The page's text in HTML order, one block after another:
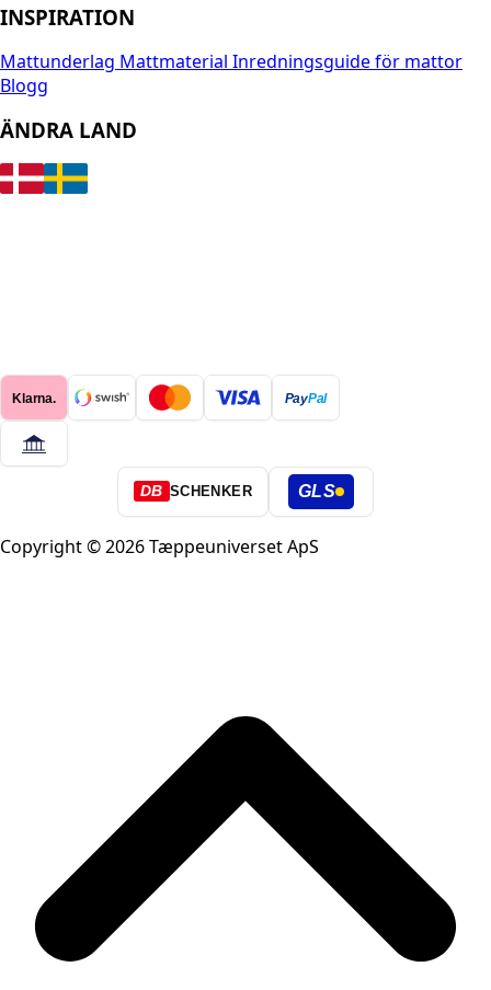
INSPIRATION
Mattunderlag Mattmaterial Inredningsguide för mattor
Blogg
ÄNDRA LAND
Klarna. PayPal
DB SCHENKER GLS
Copyright © 2026 Tæppeuniverset ApS